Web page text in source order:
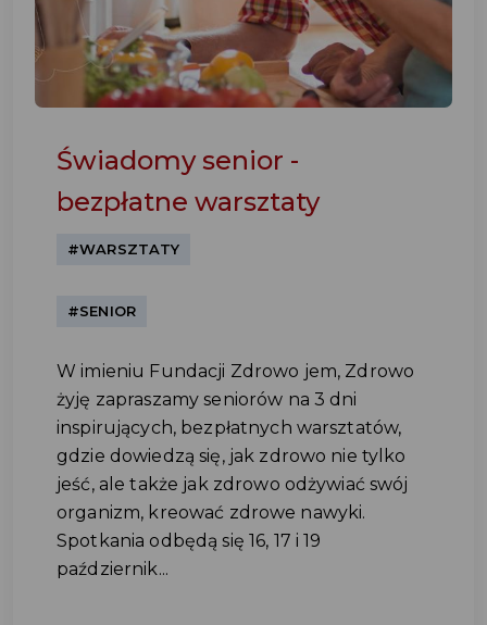
Świadomy senior -
bezpłatne warsztaty
#WARSZTATY
#SENIOR
W imieniu Fundacji Zdrowo jem, Zdrowo
żyję zapraszamy seniorów na 3 dni
inspirujących, bezpłatnych warsztatów,
gdzie dowiedzą się, jak zdrowo nie tylko
jeść, ale także jak zdrowo odżywiać swój
organizm, kreować zdrowe nawyki.
Spotkania odbędą się 16, 17 i 19
październik...